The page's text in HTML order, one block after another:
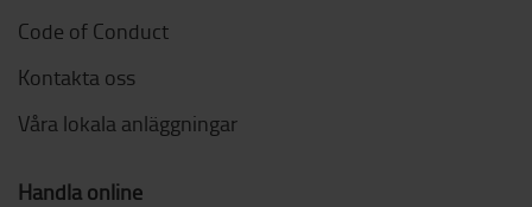
Code of Conduct
Kontakta oss
Våra lokala anläggningar
Handla online